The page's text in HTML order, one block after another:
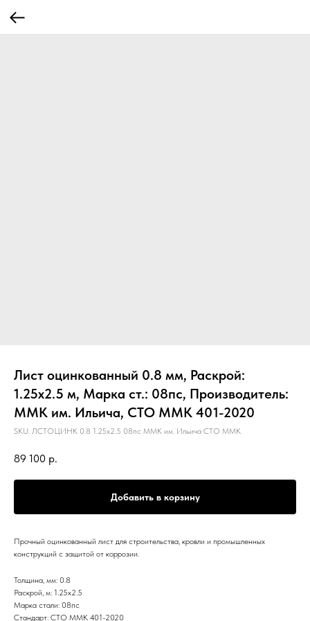
Лист оцинкованный 0.8 мм, Раскрой:
1.25х2.5 м, Марка ст.: 08пс, Производитель:
ММК им. Ильича, СТО ММК 401-2020
SKU: ЛСТОЦИНК 0.8 1.25х2.5 08пс ММК им. Ильича СТО ММК
89 100 р.
Добавить в корзину
Прочный оцинкованный лист для строительства, кровли и промышленных
конструкций с защитой от коррозии.
Толщина, мм: 0.8
Раскрой, м: 1.25х2.5
Марка стали: 08пс
Стандарт: СТО ММК 401-2020